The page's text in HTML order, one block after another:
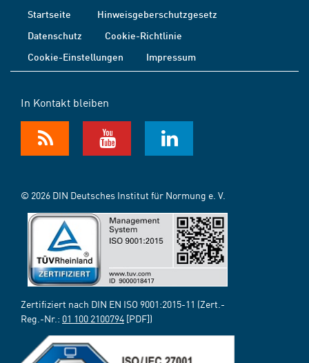
Startseite
Hinweisgeberschutzgesetz
Datenschutz
Cookie-Richtlinie
Cookie-Einstellungen
Impressum
In Kontakt bleiben
© 2026 DIN Deutsches Institut für Normung e. V.
Zertifiziert nach DIN EN ISO 9001:2015-11 (Zert.-
Reg.-Nr.: 01 100 2100794 [PDF])